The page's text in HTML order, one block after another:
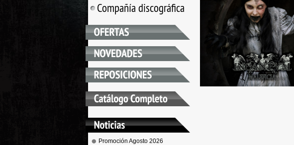
Compañía discográfica
Promoción Agosto 2026
Clic para Ampliar